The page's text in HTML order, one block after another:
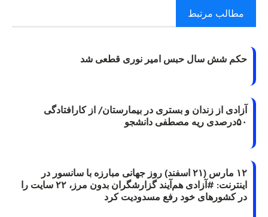
مطالب مرتبط
حکم شش سال حبس امیر نوری قطعی شد
آزادی از زندان و بستری در بیمارستان/ از کارافتادگی
۵۰درصدی ریه مصطفی دانشجو
۱۲ مارس (۲۱ اسفند) روز جهانی مبارزه با سانسور در
اینترنت: #آزادی هم‌آیند گزارشگران‌ بدون مرز، ۲۲ سایت را
در کشورهای خود رفع مسدودیت کرد